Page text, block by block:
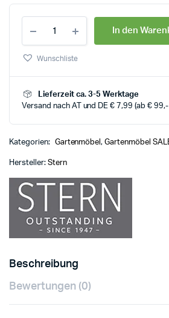
In den
Wunschliste
Lieferzeit ca. 3-5 Werktage
Versand nach AT und DE € 7,99 (ab €
Kategorien: Gartenmöbel,Gartenmöbel
Hersteller: Stern
Beschreibung
Bewertungen (0)